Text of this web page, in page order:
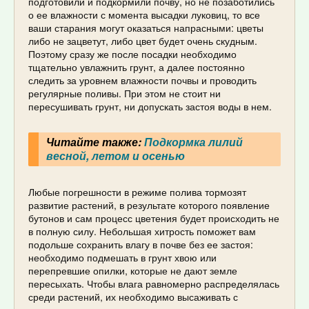
о ее влажности с момента высадки луковиц, то все
ваши старания могут оказаться напрасными: цветы
либо не зацветут, либо цвет будет очень скудным.
Поэтому сразу же после посадки необходимо
тщательно увлажнить грунт, а далее постоянно
следить за уровнем влажности почвы и проводить
регулярные поливы. При этом не стоит ни
пересушивать грунт, ни допускать застоя воды в нем.
Читайте также:Подкормка лилий
весной, летом и осенью
Любые погрешности в режиме полива тормозят
развитие растений, в результате которого появление
бутонов и сам процесс цветения будет происходить не
в полную силу. Небольшая хитрость поможет вам
подольше сохранить влагу в почве без ее застоя:
необходимо подмешать в грунт хвою или
перепревшие опилки, которые не дают земле
пересыхать. Чтобы влага равномерно распределялась
среди растений, их необходимо высаживать с